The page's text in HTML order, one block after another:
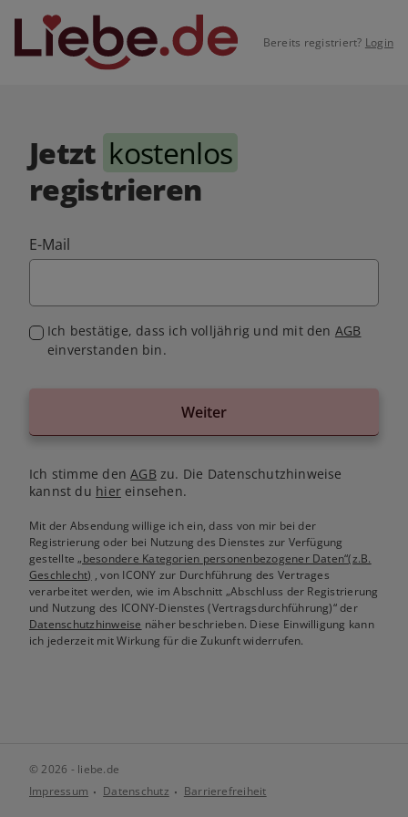
Bereits registriert? Login
Jetzt kostenlos
registrieren
E-Mail
Ich bestätige, dass ich volljährig und mit den AGB
einverstanden bin.
Weiter
Ich stimme denAGB zu. Die Datenschutzhinweise
kannst du hiereinsehen.
Mit der Absendung willige ich ein, dass von mir bei der
Registrierung oder bei Nutzung des Dienstes zur Verfügung
gestellte„besondere Kategorien personenbezogener Daten“(z.B.
Geschlecht) , von ICONY zur Durchführung des Vertrages
verarbeitet werden, wie im Abschnitt „Abschluss der Registrierung
und Nutzung des ICONY-Dienstes (Vertragsdurchführung)“ der
Datenschutzhinweise näher beschrieben. Diese Einwilligung kann
ich jederzeit mit Wirkung für die Zukunft widerrufen.
© 2026 - liebe.de
Impressum
Datenschutz Barrierefreiheit